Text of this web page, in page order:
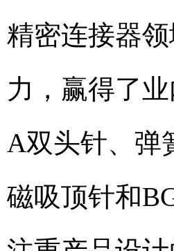
精密连接器
力，赢得了
A双头针、弹
磁吸顶针和